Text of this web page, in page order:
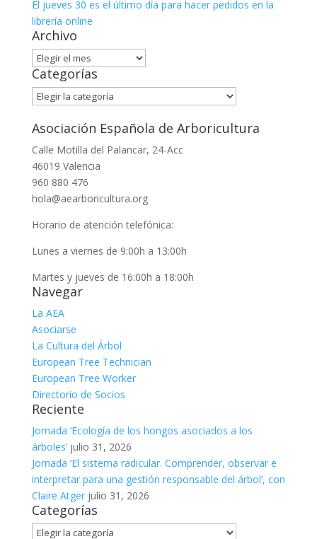
El jueves 30 es el último día para hacer pedidos en la
librería online
Archivo
Archivo
Categorías
Categorías
Asociación Española de Arboricultura
Calle Motilla del Palancar, 24-Acc
46019 Valencia
960 880 476
hola@aearboricultura.org
Horario de atención telefónica:
Lunes a viernes de 9:00h a 13:00h
Martes y jueves de 16:00h a 18:00h
Navegar
La AEA
Asociarse
La Cultura del Árbol
European Tree Technician
European Tree Worker
Directorio de Socios
Reciente
Jornada ‘Ecología de los hongos asociados a los
árboles’ julio 31, 2026
Jornada ‘El sistema radicular. Comprender, observar e
interpretar para una gestión responsable del árbol’, con
Claire Atger julio 31, 2026
Categorías
Categorías